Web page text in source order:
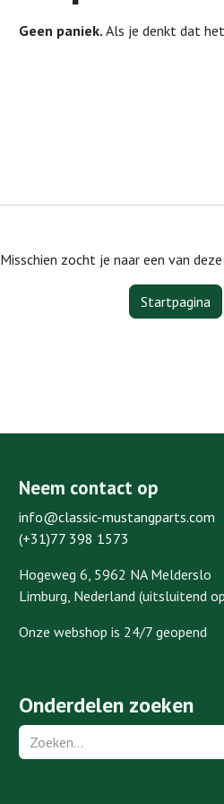
Geen paniek. Als je denkt dat
Misschien zocht je naar een van deze
Startpagina
Neem contact op
info@classic-mustangparts.com
(+31)77 398 1573
Hogeweg 6, 5962 NA Melderslo
Limburg, Nederland (uitsluitend
Onze webshop is 24/7 geopend
Onderdelen zoeken